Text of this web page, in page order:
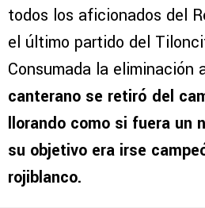
todos los aficionados del
el último partido del
Consumada la eliminación
canterano se retiró del
llorando como si fuera un
su objetivo era irse
rojiblanco.